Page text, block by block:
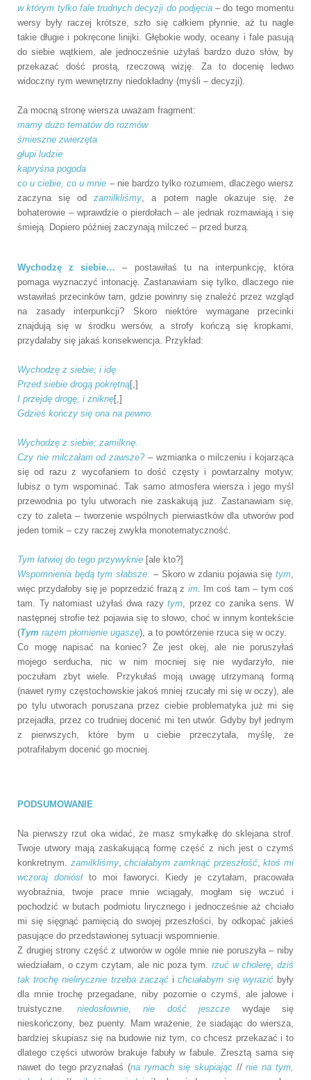
w którym tylko fale trudnych decyzji do podjęcia– do tego momentu
wersy były raczej krótsze, szło się całkiem płynnie, aż tu nagle
takie długie i pokręcone linijki. Głębokie wody, oceany i fale pasują
do siebie wątkiem, ale jednocześnie użyłaś bardzo dużo słów, by
przekazać dość prostą, rzeczową wizję. Za to docenię ledwo
widoczny rym wewnętrzny niedokładny (myśli – decyzji).
Za mocną stronę wiersza uważam fragment:
mamy dużo tematów do rozmów
śmieszne zwierzęta
głupi ludzie
kapryśna pogoda
co u ciebie, co u mnie – nie bardzo tylko rozumiem, dlaczego wiersz
zaczyna się odzamilkliśmy, a potem nagle okazuje się, że
bohaterowie – wprawdzie o pierdołach – ale jednak rozmawiają i się
śmieją. Dopiero później zaczynają milczeć – przed burzą.
Wychodzę z siebie… – postawiłaś tu na interpunkcję, która
pomaga wyznaczyć intonację. Zastanawiam się tylko, dlaczego nie
wstawiłaś przecinków tam, gdzie powinny się znaleźć przez wzgląd
na zasady interpunkcji? Skoro niektóre wymagane przecinki
znajdują się w środku wersów, a strofy kończą się kropkami,
przydałaby się jakaś konsekwencja. Przykład:
Wychodzę z siebie; i idę
Przed siebie drogą pokrętną[,]
I przejdę drogę, i zniknę[,]
Gdzieś kończy się ona na pewno.
Wychodzę z siebie; zamilknę.
Czy nie milczałam od zawsze? – wzmianka o milczeniu i kojarząca
się od razu z wycofaniem to dość częsty i powtarzalny motyw;
lubisz o tym wspominać. Tak samo atmosfera wiersza i jego myśl
przewodnia po tylu utworach nie zaskakują już. Zastanawiam się,
czy to zaleta – tworzenie wspólnych pierwiastków dla utworów pod
jeden tomik – czy raczej zwykła monotematyczność.
Tym łatwiej do tego przywyknie [ale kto?]
Wspomnienia będą tym słabsze. – Skoro w zdaniu pojawia się tym,
więc przydałoby się je poprzedzić frazą z im. Im coś tam – tym coś
tam. Ty natomiast użyłaś dwa razytym, przez co zanika sens. W
następnej strofie też pojawia się to słowo, choć w innym kontekście
(Tym razem płomienie ugaszę), a to powtórzenie rzuca się w oczy.
Co mogę napisać na koniec? Że jest okej, ale nie poruszyłaś
mojego serducha, nic w nim mocniej się nie wydarzyło, nie
poczułam zbyt wiele. Przykułaś moją uwagę utrzymaną formą
(nawet rymy częstochowskie jakoś mniej rzucały mi się w oczy), ale
po tylu utworach poruszana przez ciebie problematyka już mi się
przejadła, przez co trudniej docenić mi ten utwór. Gdyby był jednym
z pierwszych, które bym u ciebie przeczytała, myślę, że
potrafiłabym docenić go mocniej.
PODSUMOWANIE
Na pierwszy rzut oka widać, że masz smykałkę do sklejana strof.
Twoje utwory mają zaskakującą formę część z nich jest o czymś
konkretnym. zamilkliśmy,chciałabym zamknąć przeszłość,ktoś mi
wczoraj doniósłto moi faworyci. Kiedy je czytałam, pracowała
wyobraźnia, twoje prace mnie wciągały, mogłam się wczuć i
pochodzić w butach podmiotu lirycznego i jednocześnie aż chciało
mi się sięgnąć pamięcią do swojej przeszłości, by odkopać jakieś
pasujące do przedstawionej sytuacji wspomnienie.
Z drugiej strony część z utworów w ogóle mnie nie poruszyła – niby
wiedziałam, o czym czytam, ale nic poza tym. rzuć w cholerę,dziś
tak trochę nielirycznie trzeba zacząćichciałabym się wyrazićbyły
dla mnie trochę przegadane, niby pozornie o czymś, ale jałowe i
truistyczne. niedosłownie, nie dość jeszcze wydaje się
nieskończony, bez puenty. Mam wrażenie, że siadając do wiersza,
bardziej skupiasz się na budowie niż tym, co chcesz przekazać i to
dlatego części utworów brakuje fabuły w fabule. Zresztą sama się
nawet do tego przyznałaś (na rymach się skupiając //nie na tym,